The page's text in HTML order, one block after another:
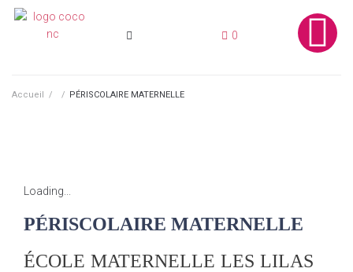
0
Accueil / / PÉRISCOLAIRE MATERNELLE
Loading...
PÉRISCOLAIRE MATERNELLE
ÉCOLE MATERNELLE LES LILAS